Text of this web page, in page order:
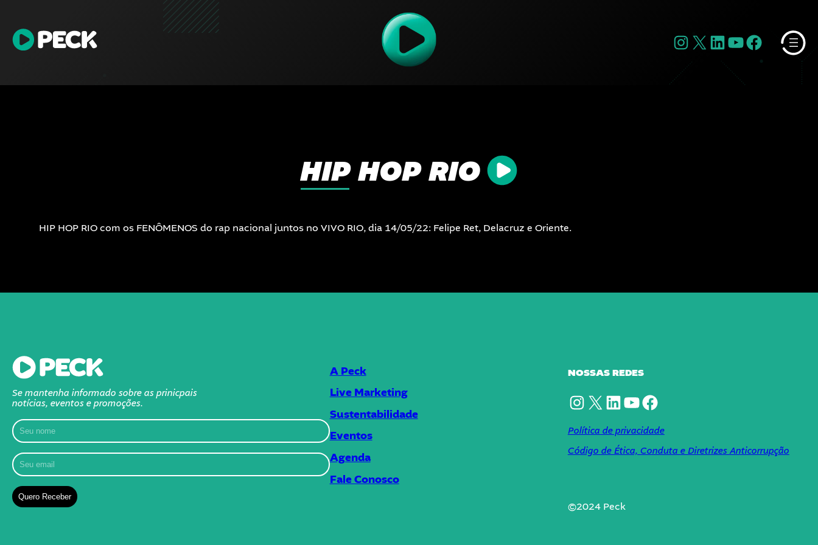
Instagram X LinkedIn YouTube Facebook
HIP HOP RIO
HIP HOP RIO com os FENÔMENOS do rap nacional juntos no VIVO RIO, dia 14/05/22: Felipe Ret, Delacruz e Oriente.
Se mantenha informado sobre as prinicpais
notícias, eventos e promoções.
A Peck
Live Marketing
Sustentabilidade
Eventos
Agenda
Fale Conosco
NOSSAS REDES
Instagram X LinkedIn YouTube Facebook
Política de privacidade
Código de Ética, Conduta e Diretrizes Anticorrupção
©2024 Peck